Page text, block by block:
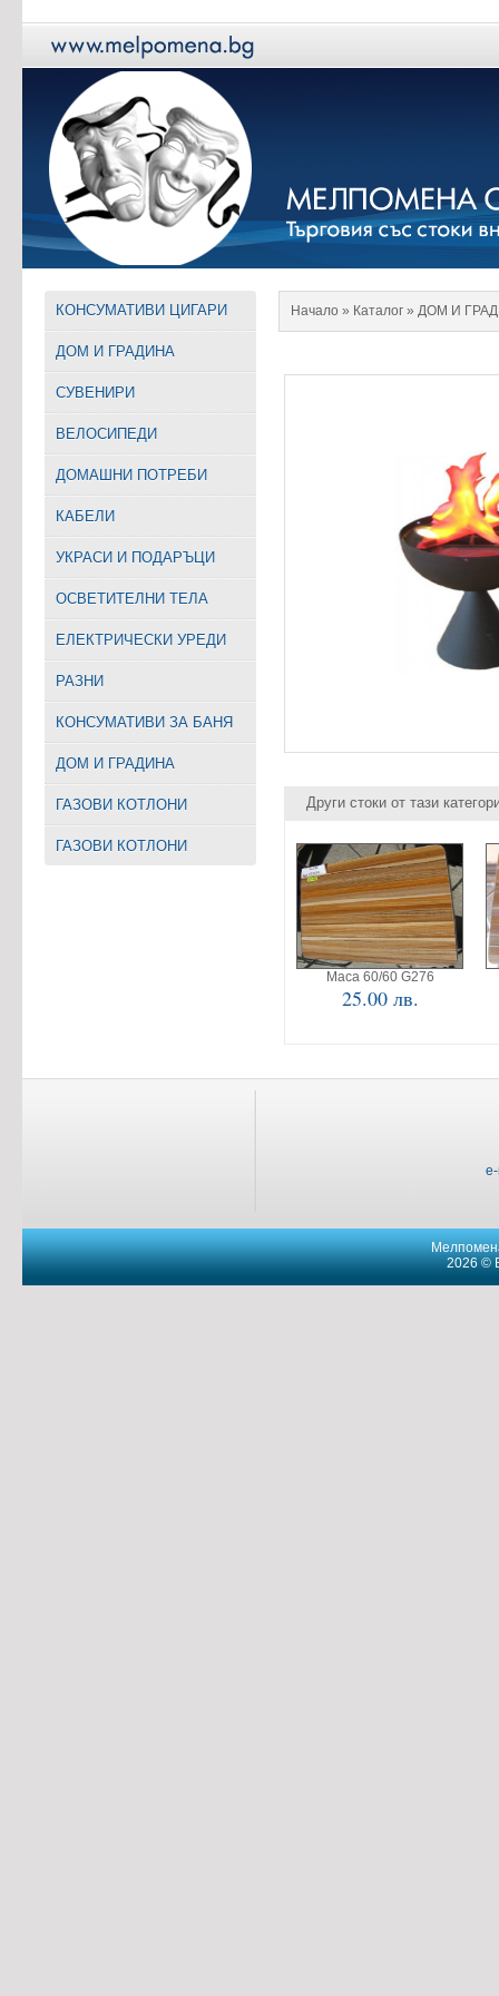
КОНСУМАТИВИ ЦИГАРИ
ДОМ И ГРАДИНА
СУВЕНИРИ
ВЕЛОСИПЕДИ
ДОМАШНИ ПОТРЕБИ
КАБЕЛИ
УКРАСИ И ПОДАРЪЦИ
ОСВЕТИТЕЛНИ ТЕЛА
EЛЕКТРИЧЕСКИ УРЕДИ
РАЗНИ
КОНСУМАТИВИ ЗА БАНЯ
ДОМ И ГРАДИНА
ГАЗОВИ КОТЛОНИ
ГАЗОВИ КОТЛОНИ
Начало » Каталог » ДОМ И
Други стоки от тази
Маса 60/60 G276
25.00 лв.
2026 ©